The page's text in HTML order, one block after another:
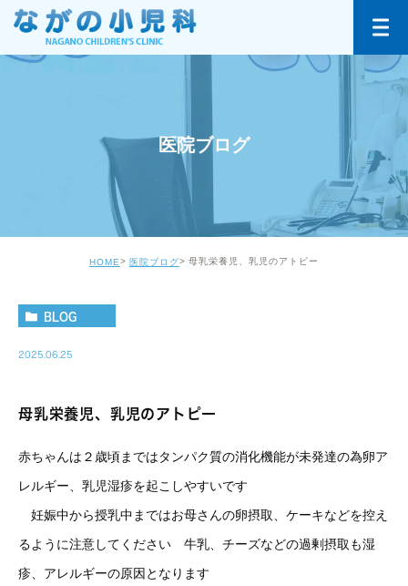
医院ブログ
HOME 医院ブログ 母乳栄養児、乳児のアトピー
BLOG
2025.06.25
母乳栄養児、乳児のアトピー
赤ちゃんは２歳頃まではタンパク質の消化機能が未発達の為卵ア
レルギー、乳児湿疹を起こしやすいです
妊娠中から授乳中まではお母さんの卵摂取、ケーキなどを控え
るように注意してください 牛乳、チーズなどの過剰摂取も湿
疹、アレルギーの原因となります